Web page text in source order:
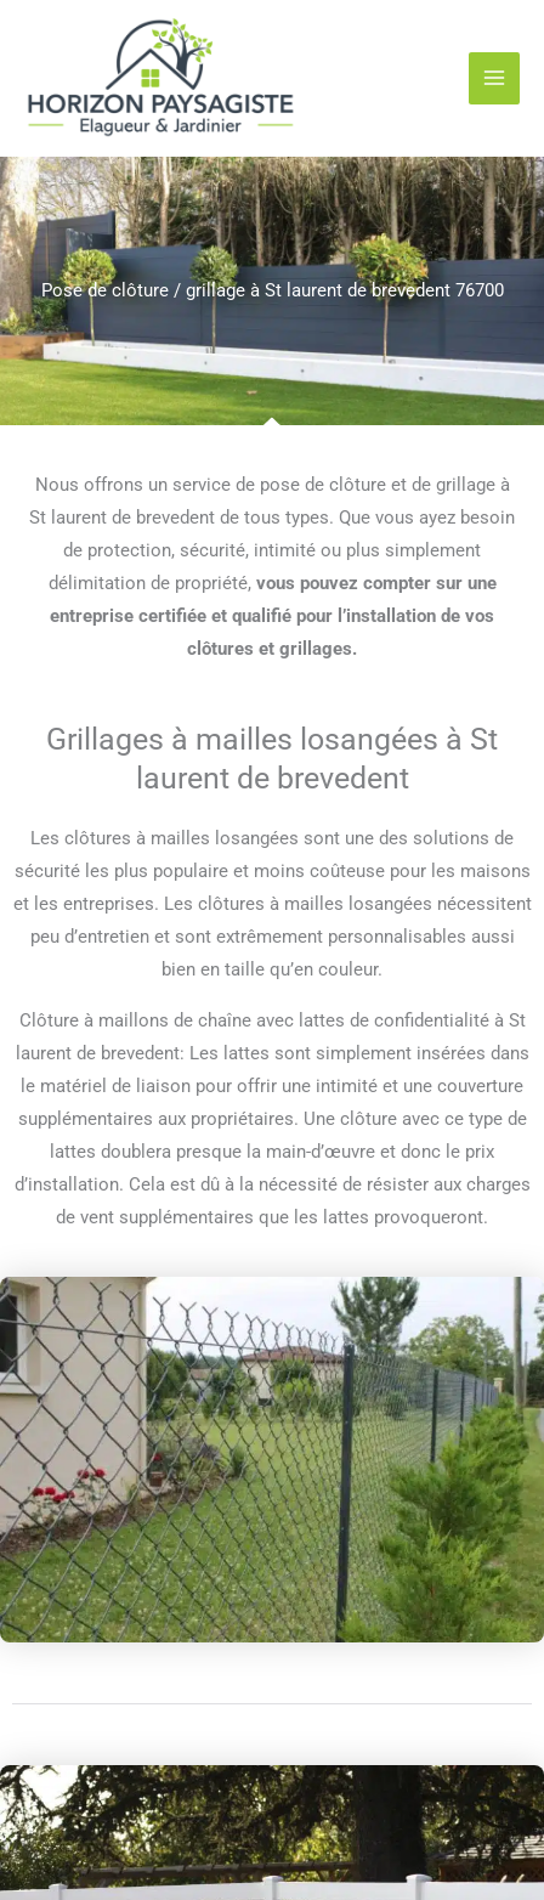
Pose de clôture / grillage à St laurent de brevedent 76700
Nous offrons un service de pose de clôture et de grillage à
St laurent de brevedent de tous types. Que vous ayez besoin
de protection, sécurité, intimité ou plus simplement
délimitation de propriété, vous pouvez compter sur une
entreprise certifiée et qualifié pour l’installation de vos
clôtures et grillages.
Grillages à mailles losangées à St
laurent de brevedent
Les clôtures à mailles losangées sont une des solutions de
sécurité les plus populaire et moins coûteuse pour les maisons
et les entreprises. Les clôtures à mailles losangées nécessitent
peu d’entretien et sont extrêmement personnalisables aussi
bien en taille qu’en couleur.
Clôture à maillons de chaîne avec lattes de confidentialité à St
laurent de brevedent: Les lattes sont simplement insérées dans
le matériel de liaison pour offrir une intimité et une couverture
supplémentaires aux propriétaires. Une clôture avec ce type de
lattes doublera presque la main-d’œuvre et donc le prix
d’installation. Cela est dû à la nécessité de résister aux charges
de vent supplémentaires que les lattes provoqueront.